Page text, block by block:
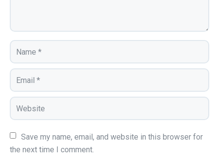
Save my name, email, and website in this browser for
the next time I comment.